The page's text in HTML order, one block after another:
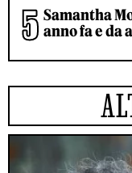
Samantha
anno fa e da